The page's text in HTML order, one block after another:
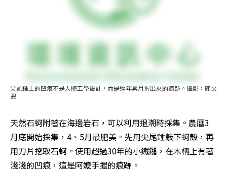
尖頭錘上的凹痕不是人體工學設計，而是經年累月握出來的痕跡。攝影：陳文
姿
天然石蚵附著在海邊岩石，可以利用退潮時採集。農曆3
月底開始採集，4、5月最肥美。先用尖尾錘敲下蚵殼，再
用刀片挖取石蚵。使用超過30年的小鐵鎚，在木柄上有著
淺淺的凹痕，這是阿嬤手握的痕跡。